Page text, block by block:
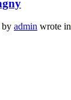
by admin wrote in